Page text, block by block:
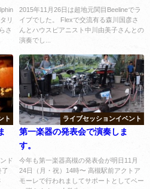
ラ
リ
さ
さん）レポート
2015年11月26日は超地元関目Beelineでラ
イブでした。 Flexで交流有る森川国彦さ
んとハウスピアニスト中川由美子さんとの
演奏でし...
ト
ド
了
ライブセッションイベント
第一楽器の発表会で演奏しま
す。
今年も第一楽器高槻の発表会が明日11月
24日（月・祝）14時〜 高槻駅前アクトア
モーレで行われましてサポートとしてベー